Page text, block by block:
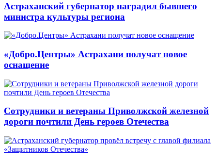
Астраханский губернатор наградил бывшего
министра культуры региона
«Добро.Центры» Астрахани получат новое
оснащение
Сотрудники и ветераны Приволжской железной
дороги почтили День героев Отечества